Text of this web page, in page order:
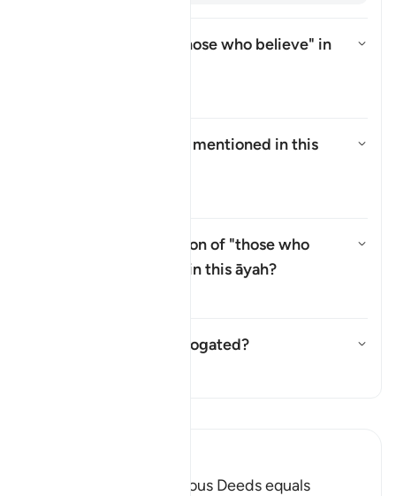
Who is intended by "those who believe" in
mentioned in this
Why is there a repetition of "those who
) in this āyah?
Ẩn/Hiện câu trả lời cho Why
Has this āyah been abrogated?
Faith and doing Righteous Deeds equals